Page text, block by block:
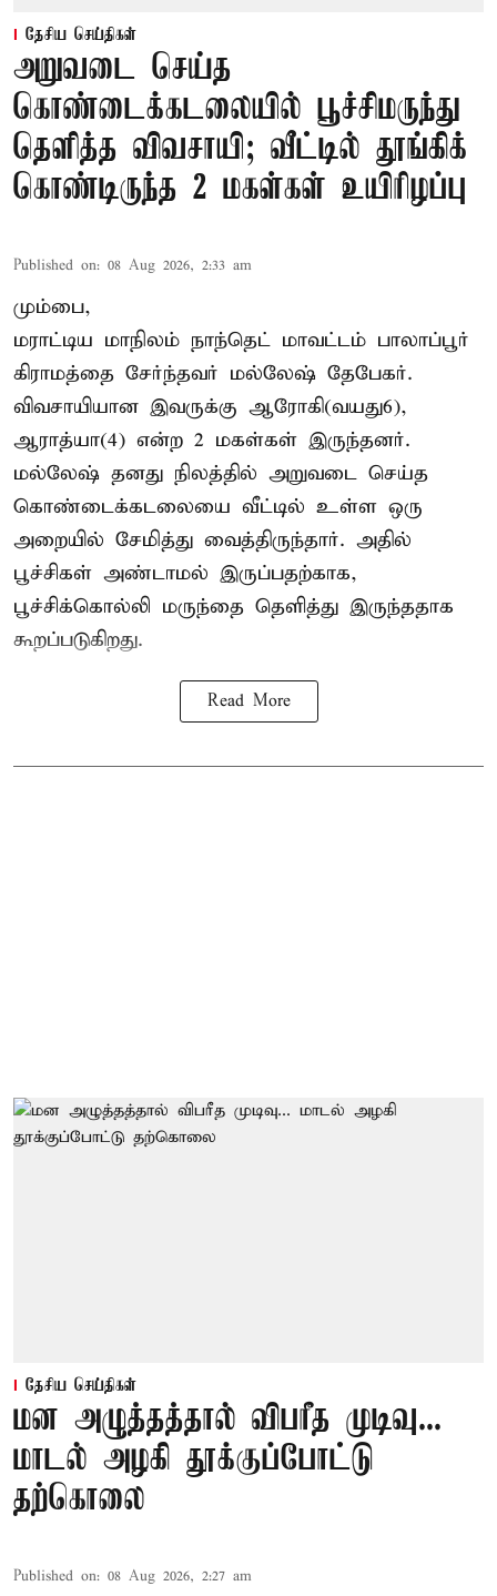
தேசிய செய்திகள்
அறுவடை செய்த
கொண்டைக்கடலையில் பூச்சிமருந்து
தெளித்த விவசாயி; வீட்டில் தூங்கிக்
கொண்டிருந்த 2 மகள்கள் உயிரிழப்பு
Published on: 08 Aug 2026, 2:33 am
மும்பை,
மராட்டிய மாநிலம் நாந்தெட் மாவட்டம் பாலாப்பூர்
கிராமத்தை சேர்ந்தவர் மல்லேஷ் தேபேகர்.
விவசாயியான இவருக்கு ஆரோகி(வயது6),
ஆராத்யா(4) என்ற 2 மகள்கள் இருந்தனர்.
மல்லேஷ் தனது நிலத்தில் அறுவடை செய்த
கொண்டைக்கடலையை வீட்டில் உள்ள ஒரு
அறையில் சேமித்து வைத்திருந்தார். அதில்
பூச்சிகள் அண்டாமல் இருப்பதற்காக,
பூச்சிக்கொல்லி மருந்தை தெளித்து இருந்ததாக
கூறப்படுகிறது.
Read More
தேசிய செய்திகள்
மன அழுத்தத்தால் விபரீத முடிவு...
மாடல் அழகி தூக்குப்போட்டு
தற்கொலை
Published on: 08 Aug 2026, 2:27 am